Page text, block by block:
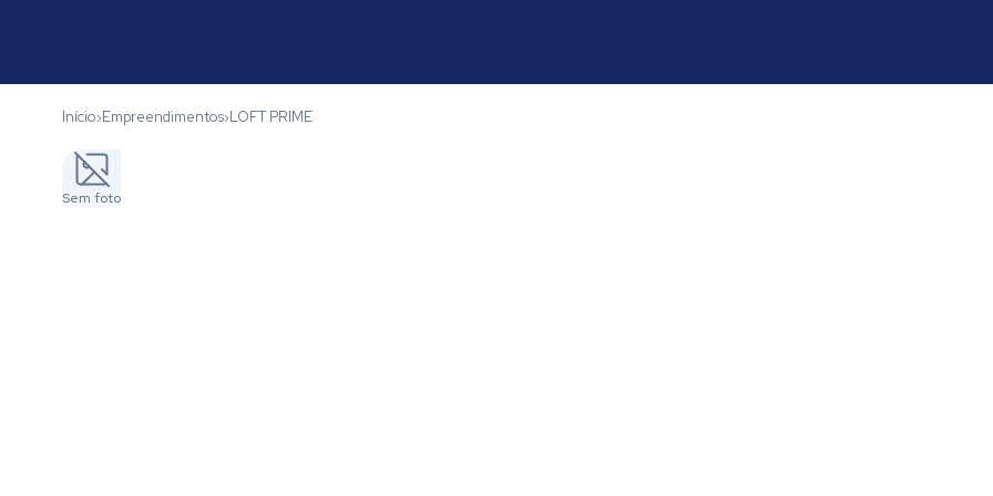
Início›Empreendimentos›LOFT PRIME
Sem foto